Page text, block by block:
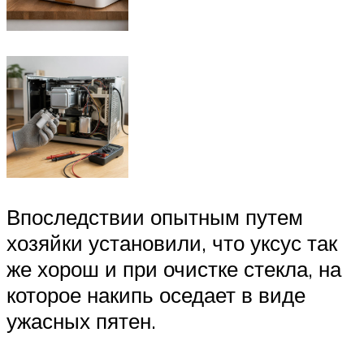
Впоследствии опытным путем
хозяйки установили, что уксус так
же хорош и при очистке стекла, на
которое накипь оседает в виде
ужасных пятен.